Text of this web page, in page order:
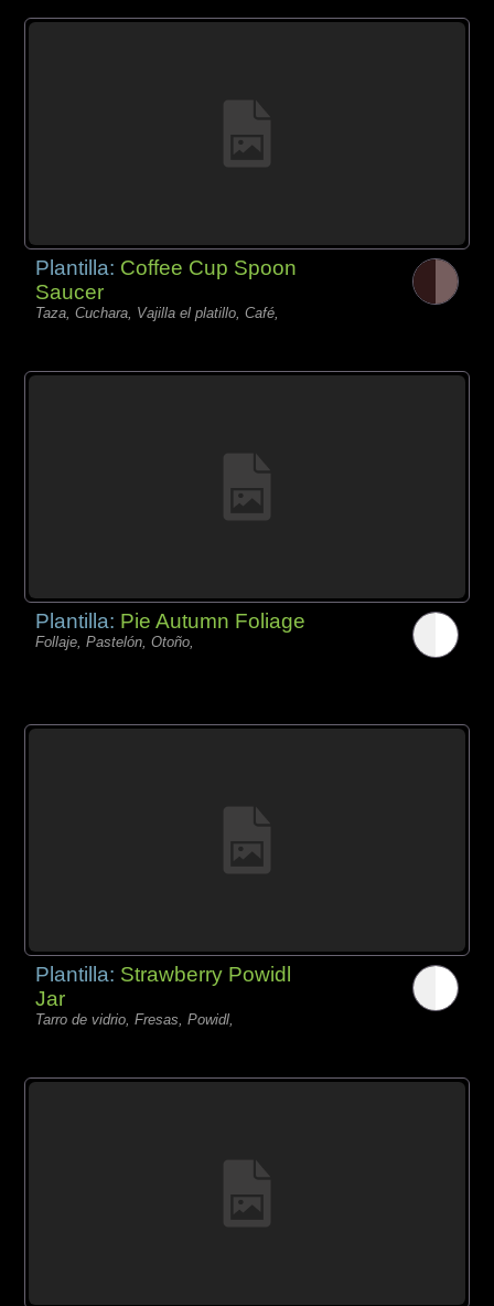
Plantilla: Coffee Cup Spoon
Saucer
Taza, Cuchara, Vajilla el platillo, Café,
Plantilla: Pie Autumn Foliage
Follaje, Pastelón, Otoño,
Plantilla: Strawberry Powidl
Jar
Tarro de vidrio, Fresas, Powidl,